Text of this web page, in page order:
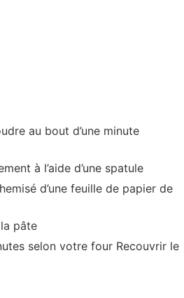
au bout d’une minute
à l’aide d’une spatule
d’une feuille de papier de
pâte
selon votre four Recouvrir le